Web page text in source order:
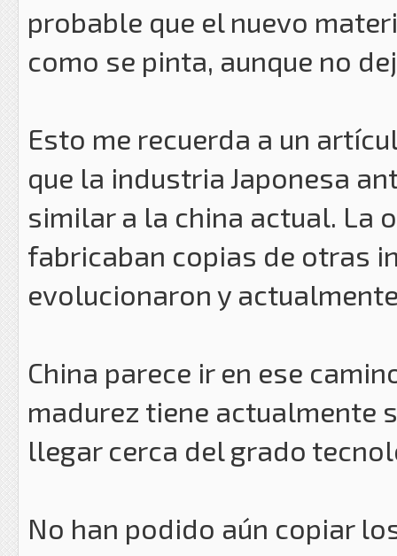
probable que el nuevo
como se pinta, aunque no
Esto me recuerda a un
que la industria Japonesa
similar a la china actual. La
fabricaban copias de otras
evolucionaron y
China parece ir en ese
madurez tiene actualmente
llegar cerca del grado
No han podido aún copiar